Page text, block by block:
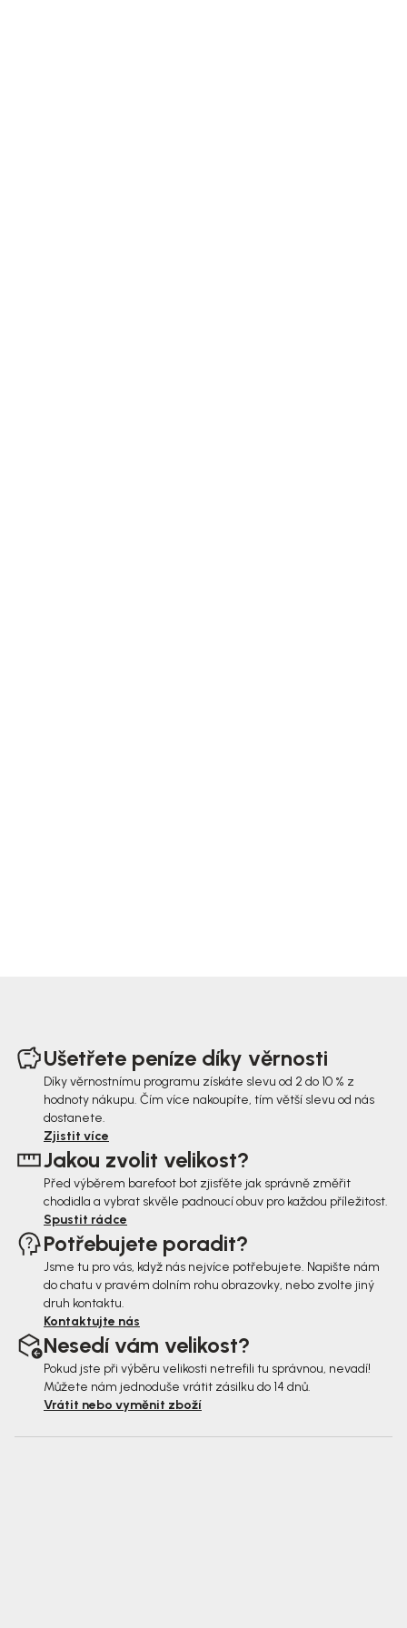
Ušetřete peníze díky věrnosti
Díky věrnostnímu programu získáte slevu od 2 do 10 % z
hodnoty nákupu. Čím více nakoupíte, tím větší slevu od nás
dostanete.
Zjistit více
Jakou zvolit velikost?
Před výběrem barefoot bot zjisťěte jak správně změřit
chodidla a vybrat skvěle padnoucí obuv pro každou příležitost.
Spustit rádce
Potřebujete poradit?
Jsme tu pro vás, když nás nejvíce potřebujete. Napište nám
do chatu v pravém dolním rohu obrazovky, nebo zvolte jiný
druh kontaktu.
Kontaktujte nás
Nesedí vám velikost?
Pokud jste při výběru velikosti netrefili tu správnou, nevadí!
Můžete nám jednoduše vrátit zásilku do 14 dnů.
Vrátit nebo vyměnit zboží